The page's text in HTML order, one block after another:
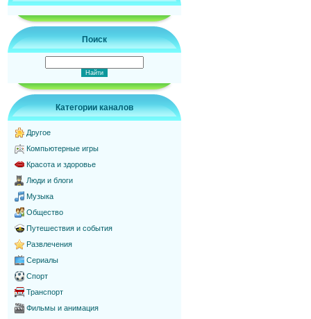
Поиск
Категории каналов
Другое
Компьютерные игры
Красота и здоровье
Люди и блоги
Музыка
Общество
Путешествия и события
Развлечения
Сериалы
Спорт
Транспорт
Фильмы и анимация